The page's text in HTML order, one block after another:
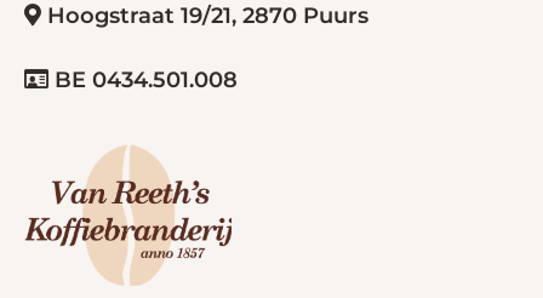
Hoogstraat 19/21, 2870 Puurs
BE 0434.501.008